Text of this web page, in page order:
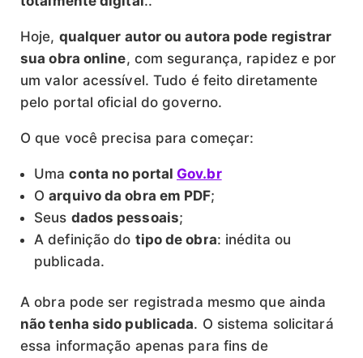
Hoje, qualquer autor ou autora pode registrar
sua obra online, com segurança, rapidez e por
um valor acessível. Tudo é feito diretamente
pelo portal oficial do governo.
O que você precisa para começar:
Umaconta no portalGov.br
Oarquivo da obra em PDF;
Seus dados pessoais;
A definição do tipo de obra: inédita ou
publicada.
A obra pode ser registrada mesmo que ainda
não tenha sido publicada. O sistema solicitará
essa informação apenas para fins de